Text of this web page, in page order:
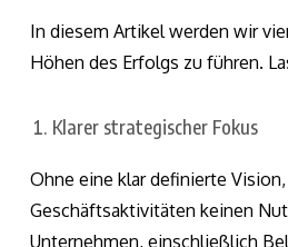
In diesem Artikel werden wir
Höhen des Erfolgs zu führen.
Klarer strategischer Fokus
Ohne eine klar definierte
Geschäftsaktivitäten keinen
Unternehmen, einschließlich